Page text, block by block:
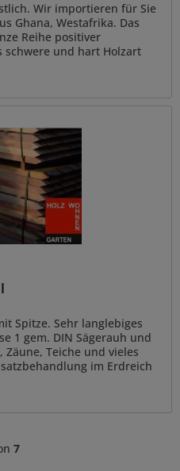
Wir importieren für Sie
Ghana, Westafrika. Das
Reihe positiver
schwere und hart Holzart
Spitze. Sehr langlebiges
1 gem. DIN Sägerauh und
Teiche und vieles
im Erdreich
7